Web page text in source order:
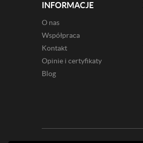
INFORMACJE
O nas
Współpraca
Kontakt
Opinie i certyfikaty
Blog